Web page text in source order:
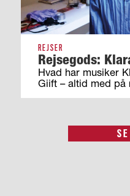
REJSER
Rejsegods:
Hvad har musiker
Giift – altid med på